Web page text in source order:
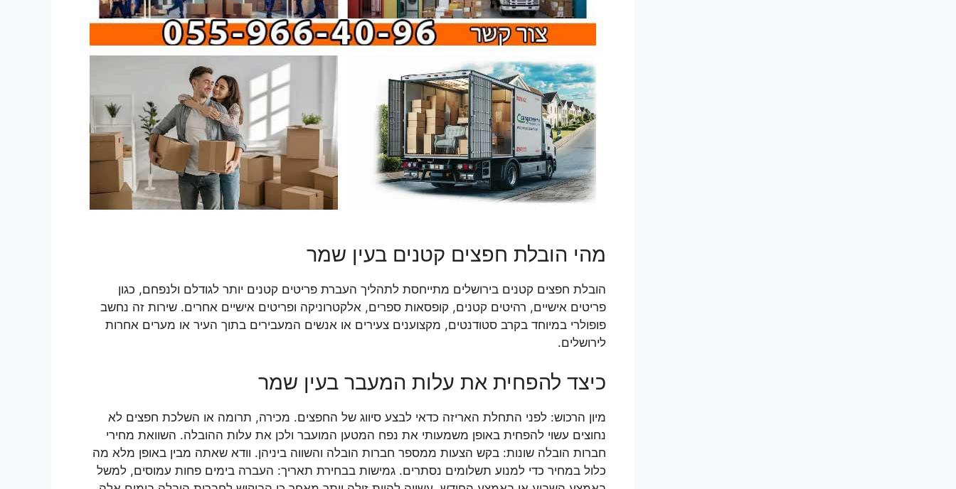
מהי הובלת חפצים קטנים בעין שמר
הובלת חפצים קטנים בירושלים מתייחסת לתהליך העברת פריטים קטנים יותר לגודלם ולנפחם, כגון
פריטים אישיים, רהיטים קטנים, קופסאות ספרים, אלקטרוניקה ופריטים אישיים אחרים. שירות זה נחשב
פופולרי במיוחד בקרב סטודנטים, מקצוענים צעירים או אנשים המעבירים בתוך העיר או מערים אחרות
לירושלים.
כיצד להפחית את עלות המעבר בעין שמר
מיון הרכוש: לפני התחלת האריזה כדאי לבצע סיווג של החפצים. מכירה, תרומה או השלכת חפצים לא
נחוצים עשוי להפחית באופן משמעותי את נפח המטען המועבר ולכן את עלות ההובלה. השוואת מחירי
חברות הובלה שונות: בקש הצעות ממספר חברות הובלה והשווה ביניהן. וודא שאתה מבין באופן מלא מה
כלול במחיר כדי למנוע תשלומים נסתרים. גמישות בבחירת תאריך: העברה בימים פחות עמוסים, למשל